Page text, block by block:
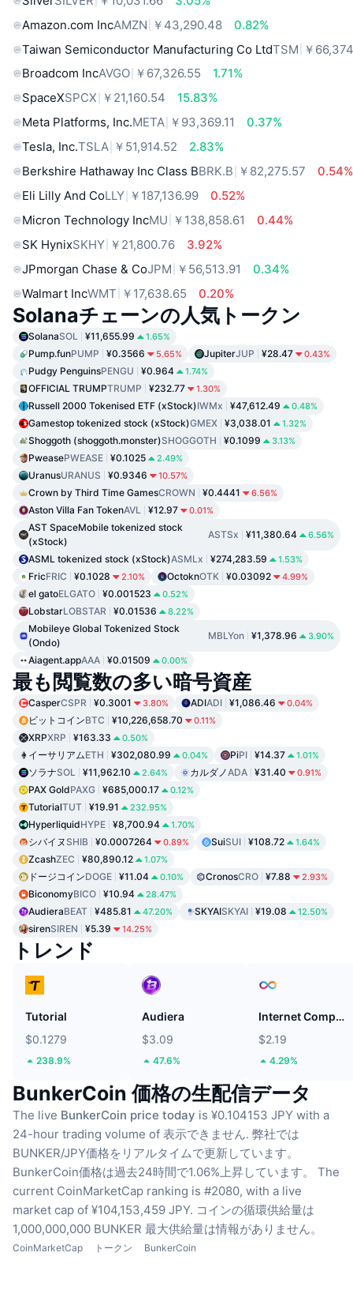
Amazon.com IncAMZN ￥43,290.48
0.82%
Taiwan Semiconductor Manufacturing Co LtdTSM ￥
Broadcom IncAVGO ￥67,326.55
1.71%
SpaceXSPCX ￥21,160.54
15.83%
Meta Platforms, Inc.META ￥93,369.11
0.37%
Tesla, Inc.TSLA ￥51,914.52
2.83%
Berkshire Hathaway Inc Class BBRK.B ￥82,275.57
0.54%
Eli Lilly And CoLLY ￥187,136.99
0.52%
Micron Technology IncMU ￥138,858.61
0.44%
SK HynixSKHY ￥21,800.76
3.92%
JPmorgan Chase & CoJPM ￥56,513.91
0.34%
Walmart IncWMT ￥17,638.65 0.20%
Solanaチェーンの人気トークン
SolanaSOL ¥11,655.99 1.65%
Pump.funPUMP ¥0.3566 5.65% JupiterJUP ¥28.47 0.43%
Pudgy PenguinsPENGU ¥0.964 1.74%
OFFICIAL TRUMPTRUMP ¥232.77 1.30%
Russell 2000 Tokenised ETF (xStock)IWMx ¥47,612.49 0.48%
Gamestop tokenized stock (xStock)GMEX ¥3,038.01 1.32%
Shoggoth (shoggoth.monster)SHOGGOTH ¥0.1099 3.13%
PweasePWEASE ¥0.1025 2.49%
UranusURANUS ¥0.9346 10.57%
Crown by Third Time GamesCROWN ¥0.4441 6.56%
Aston Villa Fan TokenAVL ¥12.97 0.01%
AST SpaceMobile tokenized stock
(xStock)
ASTSx ¥11,380.64 6.56%
ASML tokenized stock (xStock)ASMLx ¥274,283.59 1.53%
FricFRIC ¥0.1028 2.10% OctoknOTK ¥0.03092 4.99%
el gatoELGATO ¥0.001523 0.52%
LobstarLOBSTAR ¥0.01536 8.22%
Mobileye Global Tokenized Stock
(Ondo)
MBLYon ¥1,378.96 3.90%
Aiagent.appAAA ¥0.01509 0.00%
最も閲覧数の多い暗号資産
CasperCSPR ¥0.3001 3.80% ADIADI ¥1,086.46 0.04%
ビットコインBTC ¥10,226,658.70 0.11%
XRPXRP ¥163.33 0.50%
イーサリアムETH ¥302,080.99 0.04% PiPI ¥14.37 1.01%
ソラナSOL ¥11,962.10 2.64% カルダノADA ¥31.40 0.91%
PAX GoldPAXG ¥685,000.17 0.12%
TutorialTUT ¥19.91 232.95%
HyperliquidHYPE ¥8,700.94 1.70%
シバイヌ SHIB ¥0.0007264 0.89% SuiSUI ¥108.72 1.64%
ZcashZEC ¥80,890.12 1.07%
ドージコインDOGE ¥11.04 0.10% CronosCRO ¥7.88 2.93%
BiconomyBICO ¥10.94 28.47%
AudieraBEAT ¥485.81 47.20% SKYAISKYAI ¥19.08 12.50%
sirenSIREN ¥5.39 14.25%
トレンド
Tutorial
$0.1279
238.9%
Audiera
$3.09
47.6%
Internet Computer
$2.19
4.29%
BunkerCoin 価格の生配信データ
The live BunkerCoin price today is ¥0.104153 JPY with a
24-hour trading volume of 表示できません. 弊社では
BUNKER/JPY価格をリアルタイムで更新しています。
BunkerCoin価格は過去24時間で1.06%上昇しています。
The
current CoinMarketCap ranking is #2080, with a live
market cap of ¥104,153,459 JPY. コインの循環供給量は
1,000,000,000 BUNKER 最大供給量は情報がありません。
CoinMarketCap トークン BunkerCoin